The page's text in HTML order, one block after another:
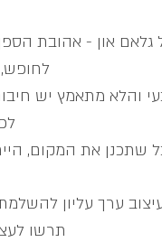
גלאם און - אהובת
לחופש,
והלא מתאמץ יש
שתכנן את המקום,
ערך עליון
תרשו